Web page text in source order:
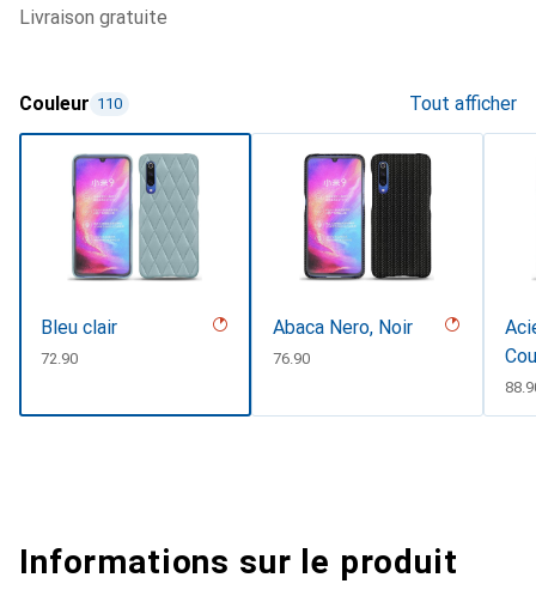
livraison gratuite
Couleur 110 Tout afficher
Bleu clair
CHF
72.90
Abaca Nero, Noir
CHF
76.90
CHF
Informations sur le produit